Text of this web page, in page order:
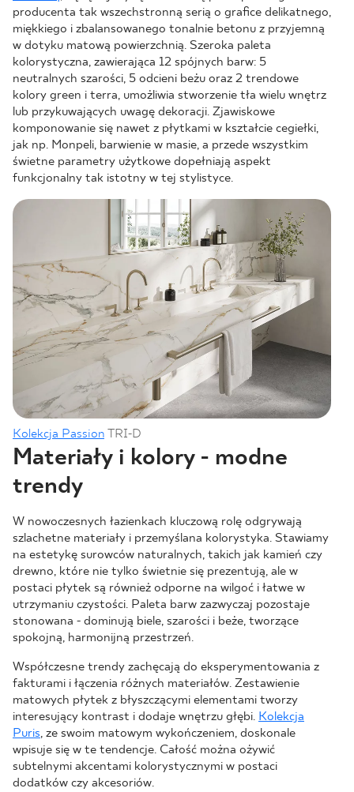
producenta tak wszechstronną serią o grafice delikatnego,
miękkiego i zbalansowanego tonalnie betonu z przyjemną
w dotyku matową powierzchnią. Szeroka paleta
kolorystyczna, zawierająca 12 spójnych barw: 5
neutralnych szarości, 5 odcieni beżu oraz 2 trendowe
kolory green i terra, umożliwia stworzenie tła wielu wnętrz
lub przykuwających uwagę dekoracji. Zjawiskowe
komponowanie się nawet z płytkami w kształcie cegiełki,
jak np. Monpeli, barwienie w masie, a przede wszystkim
świetne parametry użytkowe dopełniają aspekt
funkcjonalny tak istotny w tej stylistyce.
Kolekcja Passion TRI-D
Materiały i kolory - modne
trendy
W nowoczesnych łazienkach kluczową rolę odgrywają
szlachetne materiały i przemyślana kolorystyka. Stawiamy
na estetykę surowców naturalnych, takich jak kamień czy
drewno, które nie tylko świetnie się prezentują, ale w
postaci płytek są również odporne na wilgoć i łatwe w
utrzymaniu czystości. Paleta barw zazwyczaj pozostaje
stonowana - dominują biele, szarości i beże, tworzące
spokojną, harmonijną przestrzeń.
Współczesne trendy zachęcają do eksperymentowania z
fakturami i łączenia różnych materiałów. Zestawienie
matowych płytek z błyszczącymi elementami tworzy
interesujący kontrast i dodaje wnętrzu głębi. Kolekcja
Puris, ze swoim matowym wykończeniem, doskonale
wpisuje się w te tendencje. Całość można ożywić
subtelnymi akcentami kolorystycznymi w postaci
dodatków czy akcesoriów.